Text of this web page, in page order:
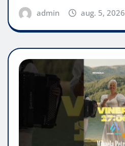
admin aug. 5, 2026